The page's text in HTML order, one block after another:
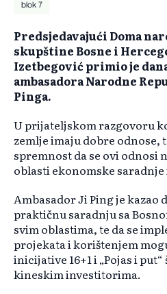
blok 7
Predsjedavajući Doma
skupštine Bosne i
Izetbegović primio je
ambasadora Narodne
Pinga.
U prijateljskom razgovoru
zemlje imaju dobre odnose,
spremnost da se ovi odnosi
oblasti ekonomske
Ambasador Ji Ping je kazao
praktičnu saradnju sa
svim oblastima, te da se
projekata i korištenjem
inicijative 16+1 i „Pojas i
kineskim investitorima.